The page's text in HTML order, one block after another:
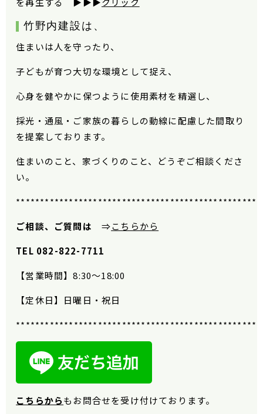
竹野内建設 は、
住まいは人を守ったり、
子どもが育つ大切な環境として捉え、
心身を健やかに保つように使用素材を精選し、
採光・通風・ご家族の暮らしの動線に配慮した間取り
を提案しております。
住まいのこと、家づくりのこと、どうぞご相談くださ
い。
ご相談、ご質問は
⇒こちらから
TEL 082-822-7711
【営業時間】8:30〜18:00
【定休日】日曜日・祝日
こちらからもお問合せを受け付けております。